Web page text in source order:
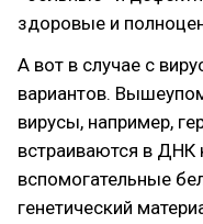
здоровые и
А вот в случае с
вариантов.
вирусы, например,
встраиваются в ДНК
вспомогательные
генетический